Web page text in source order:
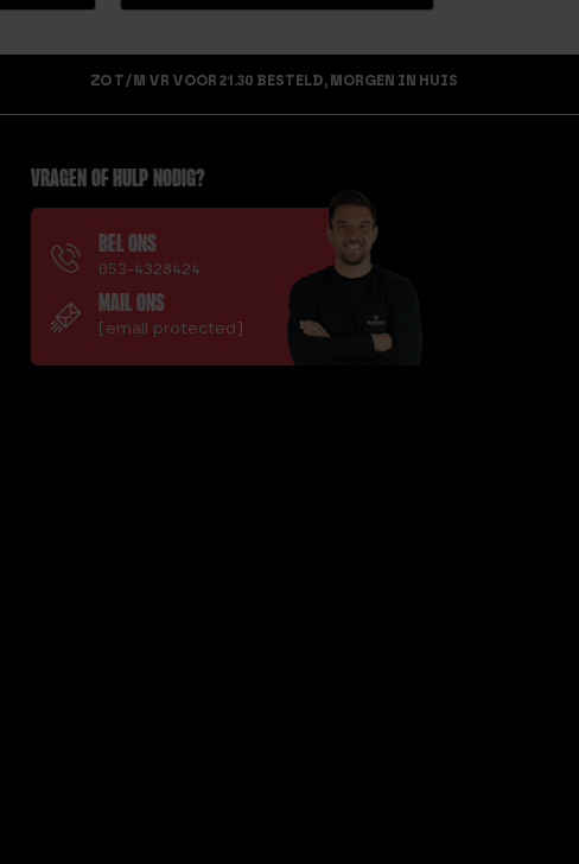
ZO T/M VR VOOR 21.30 BESTELD, MORGEN IN HUIS
VRAGEN OF HULP NODIG?
BEL ONS
053-4328424
MAIL ONS
[email protected]